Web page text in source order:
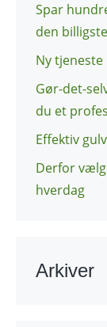
Spar
den
Ny
Gør-det-
du et
Effektiv
Derfor
hverdag
Arkiver